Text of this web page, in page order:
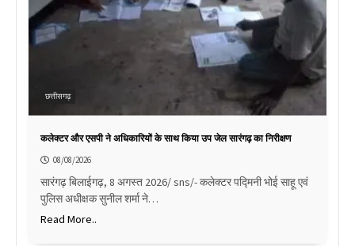
छत्तीसगढ़
कलेक्टर और एसपी ने अधिकारियों के साथ किया उप जेल सारंगढ़ का निरीक्षण
08/08/2026
सारंगढ़ बिलाईगढ़, 8 अगस्त 2026/ sns/- कलेक्टर पद्मिनी भोई साहू एवं
पुलिस अधीक्षक सुनील शर्मा ने…
Read More..